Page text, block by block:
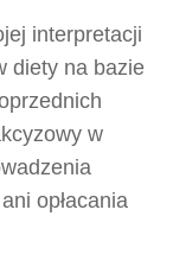
interpretacji
diety na bazie
w
opłacania